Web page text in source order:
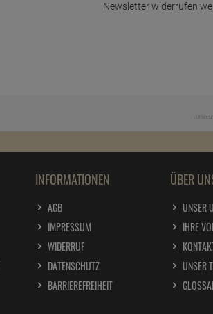
Newsletter widerrufen
INFORMATIONEN
AGB
IMPRESSUM
WIDERRUF
DATENSCHUTZ
BARRIEREFREIHEIT
ÜBER
UNSER
IHRE
UNSER